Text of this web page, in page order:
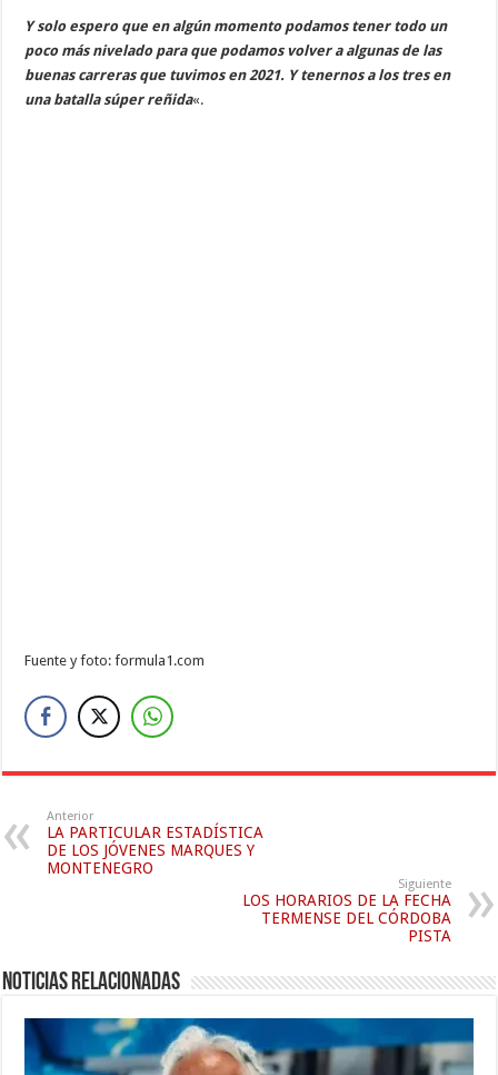
Y solo espero que en algún momento podamos tener todo un
poco más nivelado para que podamos volver a algunas de las
buenas carreras que tuvimos en 2021. Y tenernos a los tres en
una batalla súper reñida«.
Fuente y foto: formula1.com
Anterior
LA PARTICULAR ESTADÍSTICA
DE LOS JÓVENES MARQUES Y
MONTENEGRO
Siguiente
LOS HORARIOS DE LA FECHA
TERMENSE DEL CÓRDOBA
PISTA
Noticias relacionadas